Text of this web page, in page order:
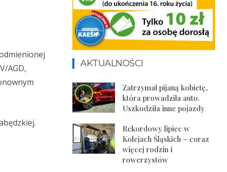
AGD,
AKTUALNOŚCI
Zatrzymał pijaną kobietę,
która prowadziła auto.
Uszkodziła inne pojazdy
Rekordowy lipiec w
Kolejach Śląskich – coraz
więcej rodzin i
rowerzystów